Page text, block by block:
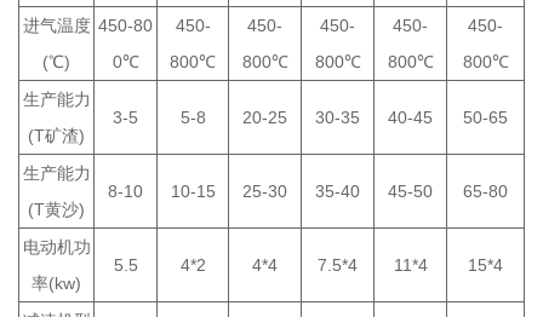
进气温度
(℃)
450-80
0℃
450-
800℃
450-
800℃
450-
800℃
450-
800℃
450-
800℃
生产能力
(T矿渣)
3-5 5-8 20-25 30-35 40-45 50-65
生产能力
(T黄沙)
8-10 10-15 25-30 35-40 45-50 65-80
电动机功
率(kw)
5.5 4*2 4*4 7.5*4 11*4 15*4